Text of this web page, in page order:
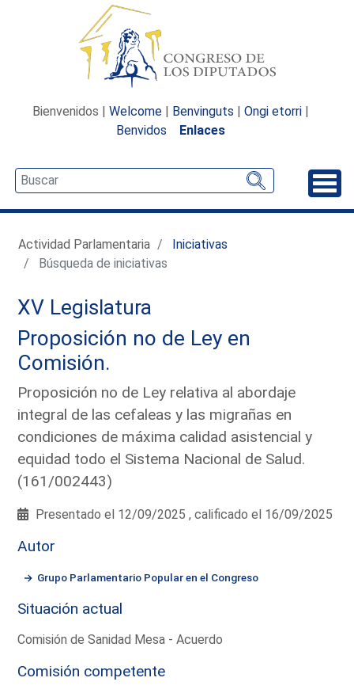
Bienvenidos | Welcome | Benvinguts | Ongi etorri |
Benvidos
Enlaces
Actividad Parlamentaria
Iniciativas
Búsqueda de iniciativas
XV Legislatura
Proposición no de Ley en
Comisión.
Proposición no de Ley relativa al abordaje
integral de las cefaleas y las migrañas en
condiciones de máxima calidad asistencial y
equidad todo el Sistema Nacional de Salud.
(161/002443)
Presentado el 12/09/2025 , calificado el 16/09/2025
Autor
Grupo Parlamentario Popular en el Congreso
Situación actual
Comisión de Sanidad Mesa - Acuerdo
Comisión competente